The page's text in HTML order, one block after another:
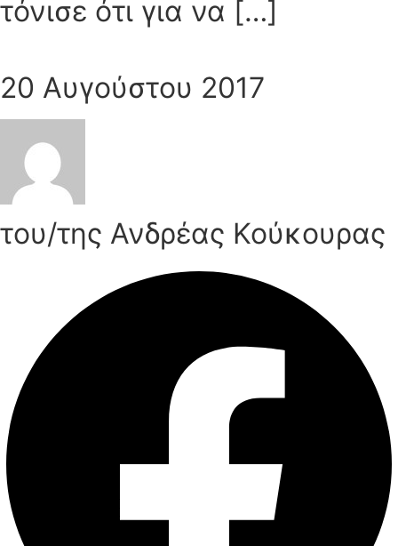
τόνισε ότι για να […]
20 Αυγούστου 2017
του/της Ανδρέας Κούκουρας